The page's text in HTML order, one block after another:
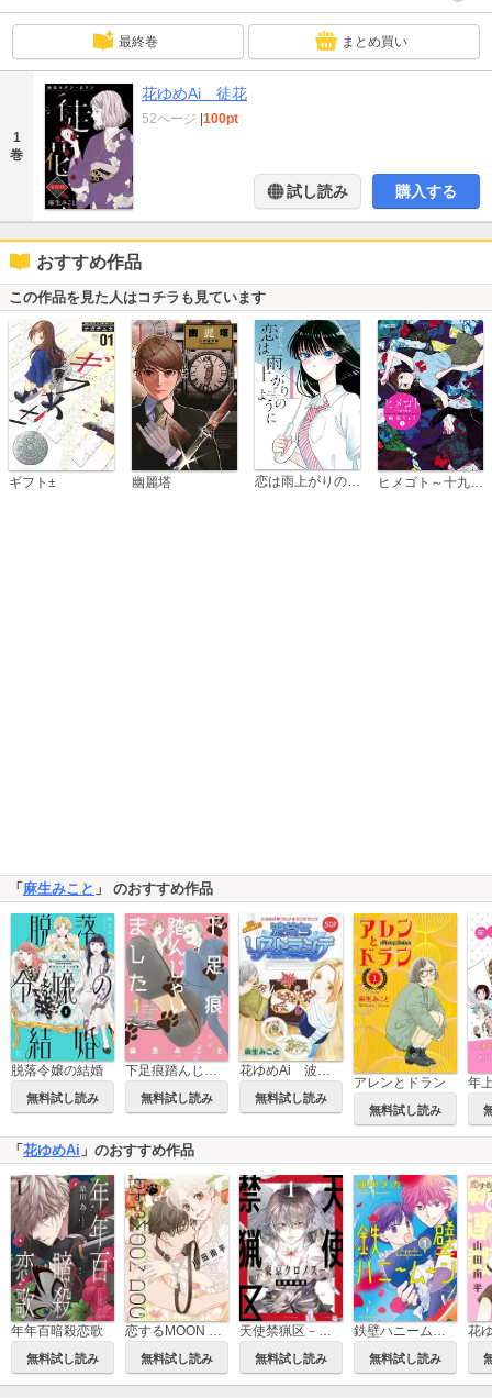
最終巻 まとめ買い
1
巻
花ゆめAi 徒花
52ページ 100pt
試し読み 購入する
おすすめ作品
この作品を見た人はコチラも見ています
ギフト± 幽麗塔 恋は雨上がりのように
「 麻生みこと 」 のおすすめ作品
脱落令嬢の結婚
無料試し読み
下足痕踏んじゃいました
無料試し読み
花ゆめAi 波待ちリストランテ
無料試し読み
アレンとドラン
無料試し読み
「花ゆめAi 」のおすすめ作品
年年百暗殺恋歌
無料試し読み
恋するMOON DOG
無料試し読み
天使禁猟区－東京クロノス－
無料試し読み
鉄壁ハニームーン
無料試し読み